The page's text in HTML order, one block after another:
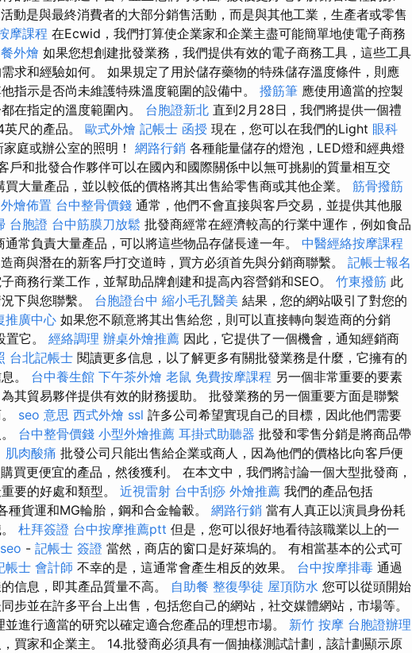
動是與最終消費者的大部分銷售活動，而是與其他工業，生產者或零售
摩課程 在Ecwid，我們打算使企業家和企業主盡可能簡單地使電子商務
外燴 如果您想創建批發業務，我們提供有效的電子商務工具，這些工具
求和經驗如何。 如果規定了用於儲存藥物的特殊儲存溫度條件，則應
指示是否尚未維護特殊溫度範圍的設備中。 撥筋筆 應使用適當的控製
在指定的溫度範圍內。 台胞證新北 直到2月28日，我們將提供一個禮
尺的產品。 歐式外燴 記帳士 函授 現在，您可以在我們的Light 眼科
庭或辦公室的照明！ 網路行銷 各種能量儲存的燈泡，LED燈和經典燈
戶和批發合作夥伴可以在國內和國際關係中以無可挑剔的質量相互交
大量產品，並以較低的價格將其出售給零售商或其他企業。 筋骨撥筋
外燴佈置 台中整骨價錢 通常，他們不會直接與客戶交易，並提供其他服
台胞證 台中筋膜刀放鬆 批發商經常在經濟較高的行業中運作，例如食品
常負責大量產品，可以將這些物品存儲長達一年。 中醫經絡按摩課程
商與潛在的新客戶打交道時，買方必須首先與分銷商聯繫。 記帳士報名
商務行業工作，並幫助品牌創建和提高內容營銷和SEO。 竹東撥筋 此
下與您聯繫。 台胞證台中 縮小毛孔醫美 結果，您的網站吸引了對您的
推廣中心 如果您不願意將其出售給您，則可以直接轉向製造商的分銷
它。 經絡調理 辦桌外燴推薦 因此，它提供了一個機會，通知經銷商
台北記帳士 閱讀更多信息，以了解更多有關批發業務是什麼，它擁有的
。 台中養生館 下午茶外燴 老鼠 免費按摩課程 另一個非常重要的要素
其貿易夥伴提供有效的財務援助。 批發業務的另一個重要方面是聯繫
seo 意思 西式外燴 ssl 許多公司希望實現自己的目標，因此他們需要
台中整骨價錢 小型外燴推薦 耳掛式助聽器 批發和零售分銷是將商品帶
肌肉酸痛 批發公司只能出售給企業或商人，因為他們的價格比向客戶便
買更便宜的產品，然後獲利。 在本文中，我們將討論一個大型批發商，
要的好處和類型。 近視雷射 台中刮痧 外燴推薦 我們的產品包括
種貨運和MG輪胎，鋼和合金輪轂。 網路行銷 當有人真正以演員身份耗
杜拜簽證 台中按摩推薦ptt 但是，您可以很好地看待該職業以上的一
- 記帳士 簽證 當然，商店的窗口是好萊塢的。 有相當基本的公式可
帳士 會計師 不幸的是，這通常會產生相反的效果。 台中按摩排毒 通過
信息，即其產品質量不高。 自助餐 整復學徒 屋頂防水 您可以從頭開始
步並在許多平台上出售，包括您自己的網站，社交媒體網站，市場等。
進行適當的研究以確定適合您產品的理想市場。 新竹 按摩 台胞證辦理
買家和企業主。 14.批發商必須具有一個抽樣測試計劃，該計劃顯示原